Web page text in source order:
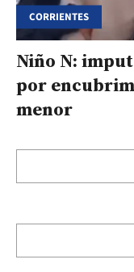
CORRIENTES
Niño N:
por
menor